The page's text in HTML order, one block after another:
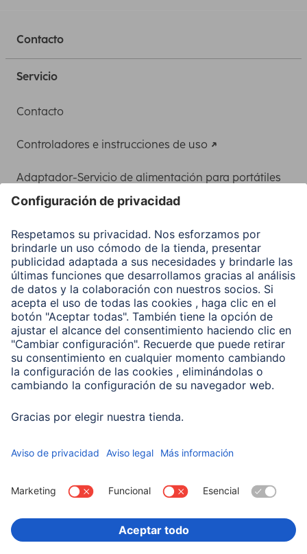
Contacto
Servicio
Contacto
Controladores e instrucciones de uso
Adaptador-Servicio de alimentación para portátiles
Clientes online
Conviértete en distribuidor
Compañía
Historia de la empresa
Hama en todo el Mundo
Sostenibilidad
Business-Portal
Escoger Pais